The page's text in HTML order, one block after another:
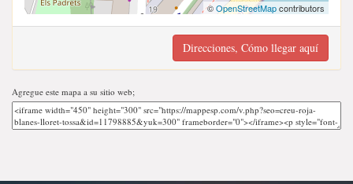
©OpenStreetMapcontributors
Direcciones, Cómo llegar aquí
Agregue este mapa a su sitio web;